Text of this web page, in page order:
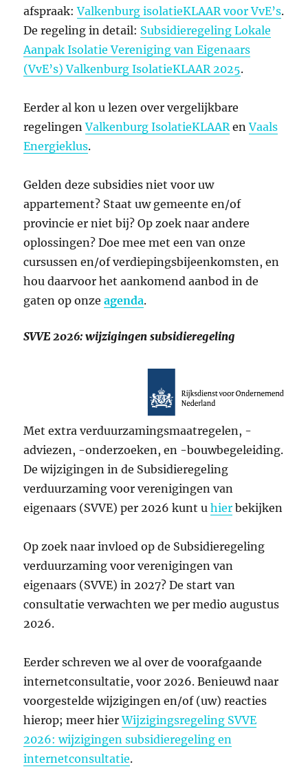
afspraak:Valkenburg isolatieKLAAR voor VvE’s.
De regeling in detail: Subsidieregeling Lokale
Aanpak Isolatie Vereniging van Eigenaars
(VvE’s) Valkenburg IsolatieKLAAR 2025.
Eerder al kon u lezen over vergelijkbare
regelingenValkenburg IsolatieKLAARenVaals
Energieklus.
Gelden deze subsidies niet voor uw
appartement? Staat uw gemeente en/of
provincie er niet bij? Op zoek naar andere
oplossingen? Doe mee met een van onze
cursussen en/of verdiepingsbijeenkomsten, en
hou daarvoor het aankomend aanbod in de
gaten op onzeagenda.
SVVE 2026: wijzigingen subsidieregeling
Met extra verduurzamingsmaatregelen, -
adviezen, -onderzoeken, en -bouwbegeleiding.
De wijzigingen in de Subsidieregeling
verduurzaming voor verenigingen van
eigenaars (SVVE) per 2026 kunt uhier bekijken
Op zoek naar invloed op de Subsidieregeling
verduurzaming voor verenigingen van
eigenaars (SVVE) in 2027? De start van
consultatie verwachten we per medio augustus
2026.
Eerder schreven we al over de voorafgaande
internetconsultatie, voor 2026. Benieuwd naar
voorgestelde wijzigingen en/of (uw) reacties
hierop; meer hierWijzigingsregeling SVVE
2026: wijzigingen subsidieregeling en
internetconsultatie.